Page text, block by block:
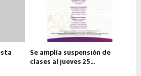
Se amplía suspensión de
clases al jueves 25...